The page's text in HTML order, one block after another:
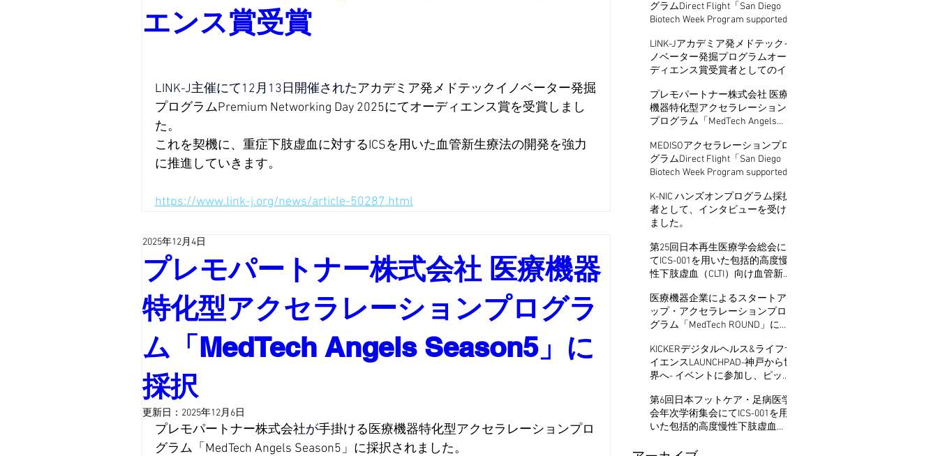
エンス賞受賞
LINK-J主催にて12月13日開催されたアカデミア発メドテックイノベーター発掘
プログラムPremium Networking Day 2025にてオーディエンス賞を受賞しまし
た。
これを契機に、 重症下肢虚血に対するICSを用いた血管新生療法の開発を強力
に推進していきます。
https://www.link-j.org/news/article-50287.html
プレモパートナー株式会社 医療機器
特化型アクセラレーションプログラ
ム「MedTech Angels Season5」に
採択
2025年12月4日
更新日： 2025年12月6日
プレモパートナー株式会社が手掛ける医療機器特化型アクセラレーションプロ
グラム「MedTech Angels Season5」に採択されました。
グラムDirect Flight「San Diego
Biotech Week Program supported
LINK-Jアカデミア発メドテックイ
ノベーター発掘プログラムオー
ディエンス賞受賞者としてのイ
プレモパートナー株式会社 医療
機器特化型アクセラレーション
プログラム「MedTech Angels
MEDISOアクセラレーションプロ
グラムDirect Flight「San Diego
Biotech Week Program supported
K-NIC ハンズオンプログラム採択
者として、インタビューを受け
ました。
第25回日本再生医療学会総会に
てICS-001を用いた包括的高度慢
性下肢虚血（CLTI）向け血管新生
口演発表および第8回再生医療産
学連携テクノオークションでの
発表を行いました。
医療機器企業によるスタートア
ップ・アクセラレーションプロ
グラム「MedTech ROUND」に採
KICKERデジタルヘルス&ライフサ
イエンスLAUNCHPAD-神戸から世
界へ- イベントに参加し、ピッチ
第6回日本フットケア・足病医学
会年次学術集会にてICS-001を用
いた包括的高度慢性下肢虚血
主導治験についての発表を行い